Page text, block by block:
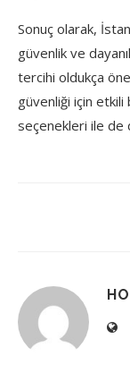
Sonuç olarak,
güvenlik ve
tercihi oldukça
güvenliği için
seçenekleri ile de